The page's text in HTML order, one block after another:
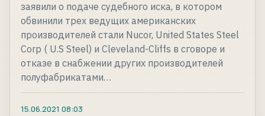
заявили о подаче судебного иска, в котором
обвинили трех ведущих американских
производителей стали Nucor, United States Steel
Corp ( U.S Steel) и Cleveland-Cliffs в сговоре и
отказе в снабжении других производителей
полуфабрикатами…
15.06.2021 08:03